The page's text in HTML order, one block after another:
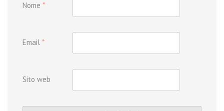
Nome *
Email *
Sito web